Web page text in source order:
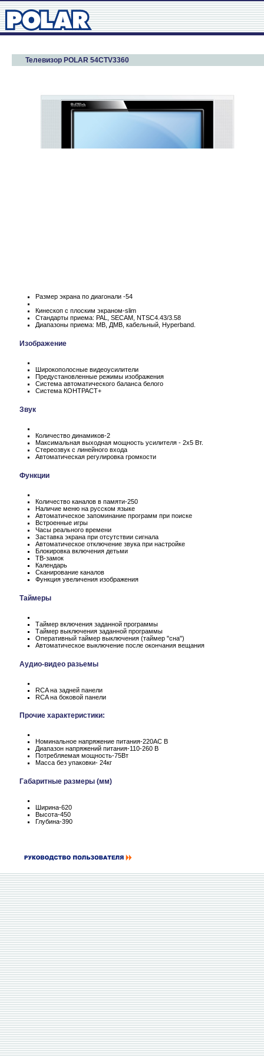
Телевизор POLAR 54CTV3360
Размер экрана по диагонали -54
Кинескоп с плоским экраном-slim
Стандарты приема: PAL, SECAM, NTSC4.43/3.58
Диапазоны приема: МВ, ДМВ, кабельный, Hyperband.
Изображение
Широкополосные видеоусилители
Предустановленные режимы изображения
Система автоматического баланса белого
Система КОНТРАСТ+
Звук
Количество динамиков-2
Максимальная выходная мощность усилителя - 2х5 Вт.
Стереозвук с линейного входа
Автоматическая регулировка громкости
Функции
Количество каналов в памяти-250
Наличие меню на русском языке
Автоматическое запоминание программ при поиске
Встроенные игры
Часы реального времени
Заставка экрана при отсутствии сигнала
Автоматическое отключение звука при настройке
Блокировка включения детьми
ТВ-замок
Календарь
Сканирование каналов
Функция увеличения изображения
Таймеры
Таймер включения заданной программы
Таймер выключения заданной программы
Оперативный таймер выключения (таймер "сна")
Автоматическое выключение после окончания вещания
Аудио-видео разьемы
RCA на задней панели
RCA на боковой панели
Прочие характеристики:
Номинальное напряжение питания-220АС В
Диапазон напряжений питания-110-260 В
Потребляемая мощность-75Вт
Масса без упаковки- 24кг
Габаритные размеры (мм)
Ширина-620
Высота-450
Глубина-390